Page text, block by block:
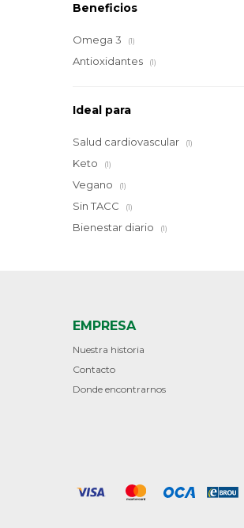
Beneficios
Omega 3 (1)
Antioxidantes (1)
Ideal para
Salud cardiovascular (1)
Keto (1)
Vegano (1)
Sin TACC (1)
Bienestar diario (1)
EMPRESA
Nuestra historia
Contacto
Donde encontrarnos